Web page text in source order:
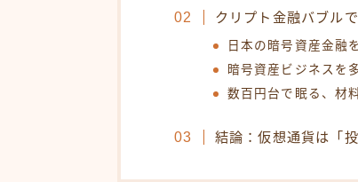
クリプト金融バブル
日本の暗号資産金融
暗号資産ビジネスを
数百円台で眠る、材
結論：仮想通貨は「